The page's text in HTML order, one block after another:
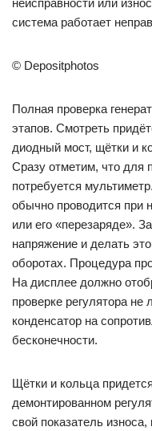
неисправности или
система работает
© Depositphotos
Полная проверка
этапов. Смотреть
диодный мост, щётки и
Сразу отметим, что для
потребуется
обычно проводится при
или его «перезаряде».
напряжение и делать
оборотах. Процедура
На дисплее должно
проверке регулятора
конденсатор на
бесконечности.
Щётки и кольца
демонтированном
свой показатель износа,